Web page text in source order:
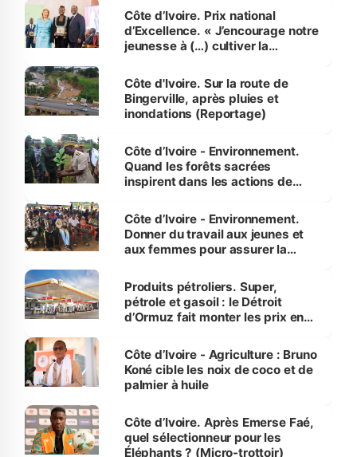
Côte d’Ivoire. Prix national
d’Excellence. « J’encourage notre
jeunesse à (…) cultiver la
(Alassane Ouattara
Côte d'Ivoire. Sur la route de
Bingerville, après pluies et
inondations (Reportage)
Côte d’Ivoire - Environnement.
Quand les forêts sacrées
inspirent dans les actions de
Côte d’Ivoire - Environnement.
Donner du travail aux jeunes et
aux femmes pour assurer la
menacées
Produits pétroliers. Super,
pétrole et gasoil : le Détroit
d’Ormuz fait monter les prix en
Côte d’Ivoire - Agriculture : Bruno
Koné cible les noix de coco et de
palmier à huile
Côte d’Ivoire. Après Emerse Faé,
quel sélectionneur pour les
Éléphants ? (Micro-trottoir)